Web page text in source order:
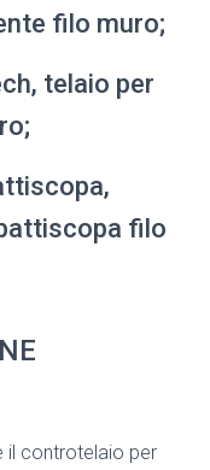
filo muro;
telaio per
filo
il controtelaio per